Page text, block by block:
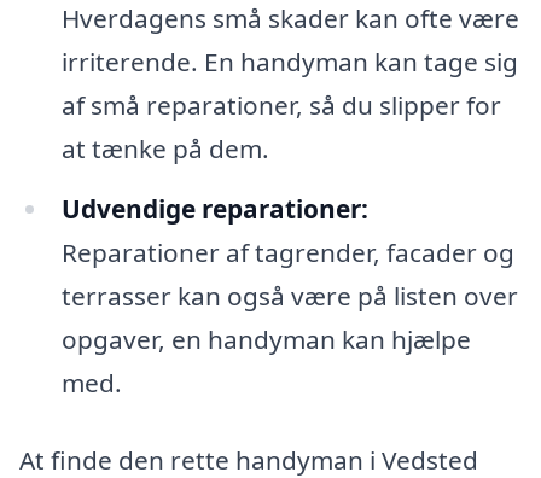
Hverdagens små skader kan ofte være
irriterende. En handyman kan tage sig
af små reparationer, så du slipper for
at tænke på dem.
Udvendige reparationer:
Reparationer af tagrender, facader og
terrasser kan også være på listen over
opgaver, en handyman kan hjælpe
med.
At finde den rette handyman i Vedsted